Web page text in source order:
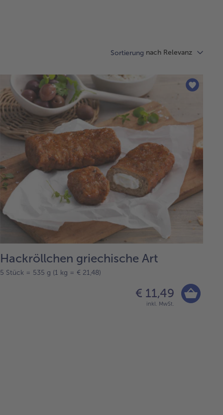
Sortierung nach Relevanz
Hackröllchen griechische Art
5 Stück = 535 g (1 kg = € 21,48)
€ 11,49
inkl. MwSt.